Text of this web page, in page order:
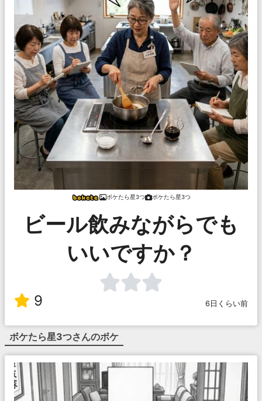
ボケたら星3つ ボケたら星3つ
ビール飲みながらでも
いいですか？
9 6日くらい前
ボケたら星3つさんのボケ